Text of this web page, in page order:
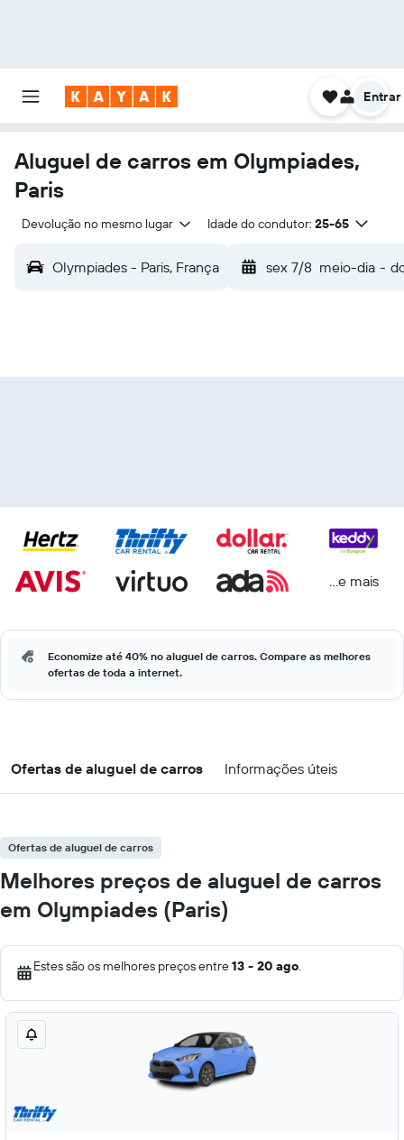
Entrar
Aluguel de carros em Olympiades,
Paris
Devolução no mesmo lugar Idade do condutor: 25-65
Olympiades - Paris, França sex 7/8 meio-dia -
...e mais
Economize até 40% no aluguel de carros. Compare as melhores
ofertas de toda a internet.
Ofertas de aluguel de carros Informações úteis
Ofertas de aluguel de carros
Melhores preços de aluguel de carros
em Olympiades (Paris)
Estes são os melhores preços entre13 - 20 ago.